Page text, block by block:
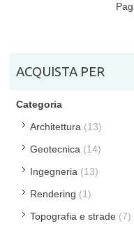
ACQUISTA PER
Categoria
Architettura (13)
Geotecnica (14)
Ingegneria (13)
Rendering (1)
Topografia e strade (7)